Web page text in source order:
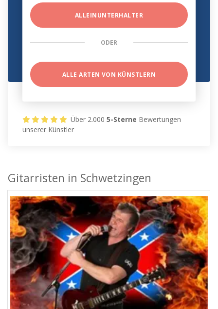
ALLEINUNTERHALTER
ODER
ALLE ARTEN VON KÜNSTLERN
Über 2.0005-Sterne Bewertungen
unserer Künstler
Gitarristen in Schwetzingen